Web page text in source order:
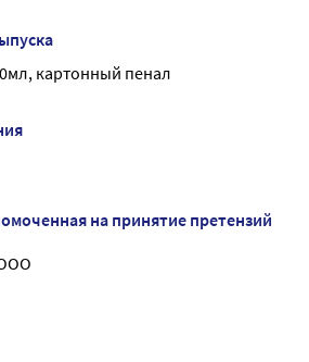
предотвращения шелушения и
для восстановления ее барьерных
местного иммунитета кожи
проявлений перхоти;
зуда и раздражений кожи
функции эпидермиса кожи
картонный пенал
на принятие претензий